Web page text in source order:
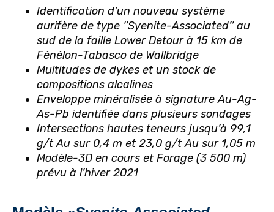
Identification d’un nouveau système
aurifère de type ‘’Syenite-Associated’’ au
sud de la faille Lower Detour à 15 km de
Fénélon-Tabasco de Wallbridge
Multitudes de dykes et un stock de
compositions alcalines
Enveloppe minéralisée à signature Au-Ag-
As-Pb identifiée dans plusieurs sondages
Intersections hautes teneurs jusqu’à 99,1
g/t Au sur 0,4 m et 23,0 g/t Au sur 1,05 m
Modèle-3D en cours et Forage (3 500 m)
prévu à l’hiver 2021